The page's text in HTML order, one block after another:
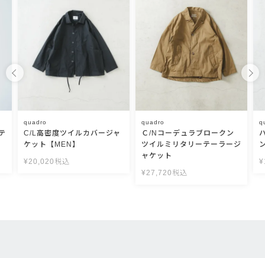
quadro
C/L高密度ツイルカバージャ
ケット【MEN】
¥20,020 税込
quadro
Ｃ/Nコーデュラブロークン
ツイルミリタリーテーラージ
ャケット
¥27,720 税込
¥